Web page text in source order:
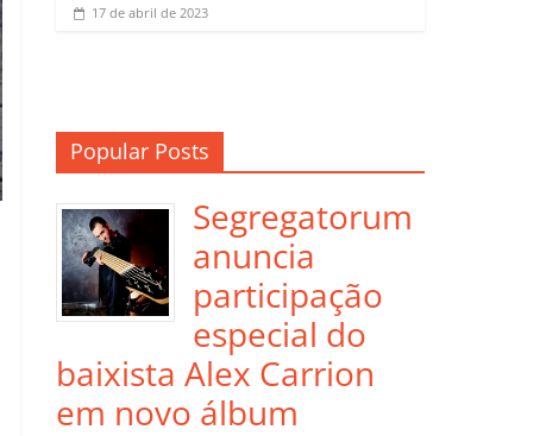
17 de abril de 2023
Popular Posts
Segregatorum
anuncia
participação
especial do
baixista Alex Carrion
em novo álbum